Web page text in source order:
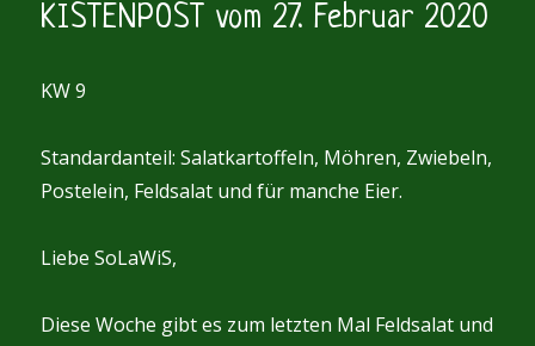
KISTENPOST vom 27. Februar 2020
KW 9
Standardanteil: Salatkartoffeln, Möhren, Zwiebeln,
Postelein, Feldsalat und für manche Eier.
Liebe SoLaWiS,
Diese Woche gibt es zum letzten Mal Feldsalat und